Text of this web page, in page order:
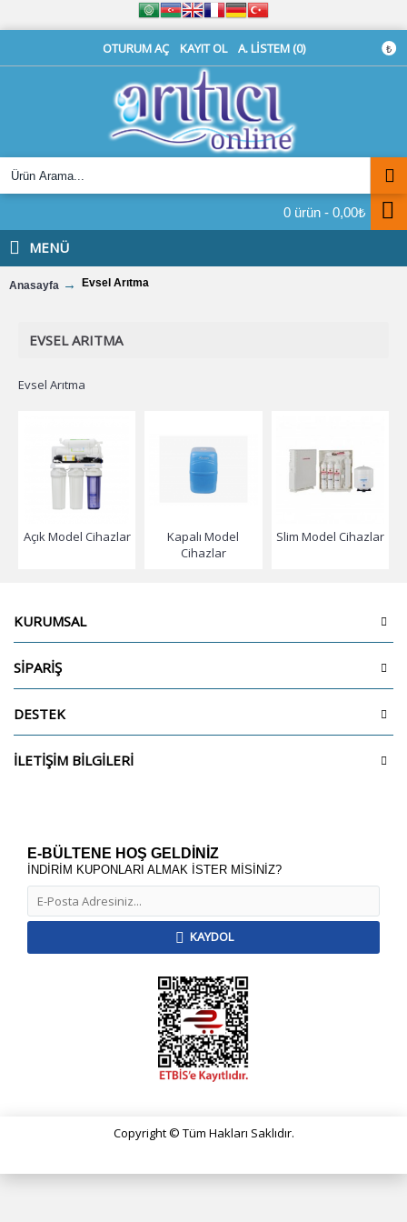
₺
OTURUM AÇ KAYIT OL A. LISTEM (0)
0 ürün - 0,00₺
MENÜ
Anasayfa Evsel Arıtma
EVSEL ARITMA
Evsel Arıtma
Açık Model Cihazlar
Kapalı Model
Cihazlar
Slim Model Cihazlar
KURUMSAL
SİPARİŞ
DESTEK
İLETİŞİM BİLGİLERİ
E-BÜLTENE HOŞ GELDİNİZ
İNDİRİM KUPONLARI ALMAK İSTER MİSİNİZ?
KAYDOL
Copyright © Tüm Hakları Saklıdır.